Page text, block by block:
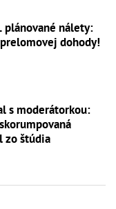
plánované nálety:
dohody!
s moderátorkou:
zo štúdia